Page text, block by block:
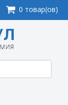
0 товар(ов)